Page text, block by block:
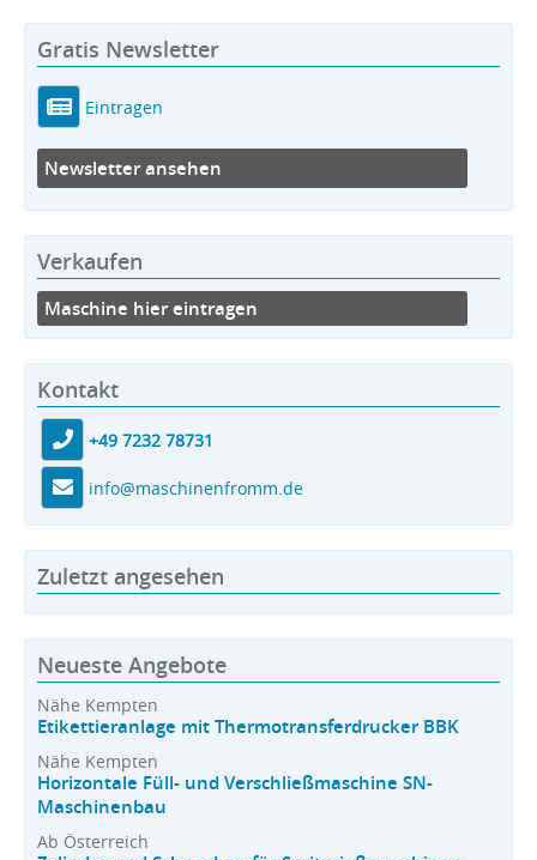
Gratis Newsletter
Eintragen
Newsletter ansehen
Verkaufen
Maschine hier eintragen
Kontakt
+49 7232 78731
info@maschinenfromm.de
Zuletzt angesehen
Neueste Angebote
Nähe Kempten
Etikettieranlage mit Thermotransferdrucker BBK
Nähe Kempten
Horizontale Füll- und Verschließmaschine SN-
Maschinenbau
Ab Österreich